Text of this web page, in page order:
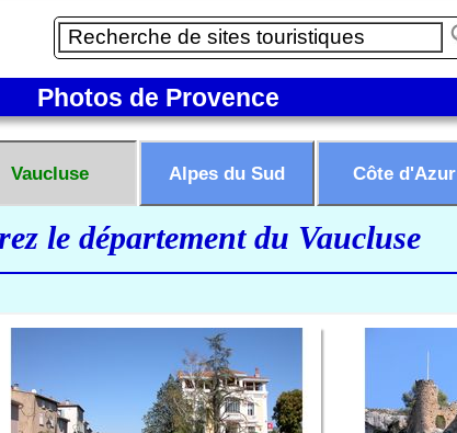
Photos de Provence
Vaucluse Alpes du Sud Côte d'Azur
le département du Vaucluse